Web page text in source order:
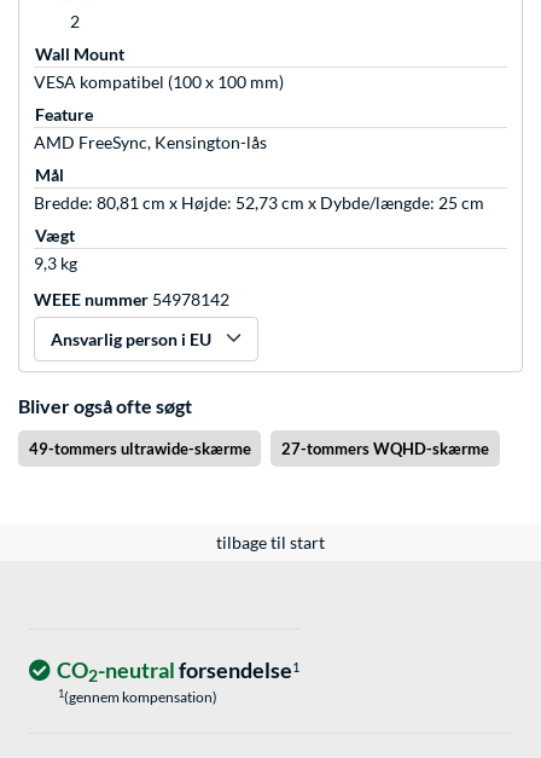
2
Wall Mount
VESA kompatibel (100 x 100 mm)
Feature
AMD FreeSync, Kensington-lås
Mål
Bredde: 80,81 cm x Højde: 52,73 cm x Dybde/længde: 25 cm
Vægt
9,3 kg
WEEE nummer 54978142
Ansvarlig person i EU
Bliver også ofte søgt
49-tommers ultrawide-skærme 27-tommers WQHD-skærme
tilbage til start
CO2-neutralforsendelse1
1(gennem kompensation)